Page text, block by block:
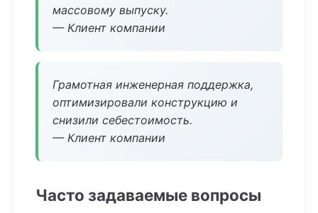
массовому выпуску.
— Клиент компании
Грамотная инженерная поддержка,
оптимизировали конструкцию и
снизили себестоимость.
— Клиент компании
Часто задаваемые вопросы